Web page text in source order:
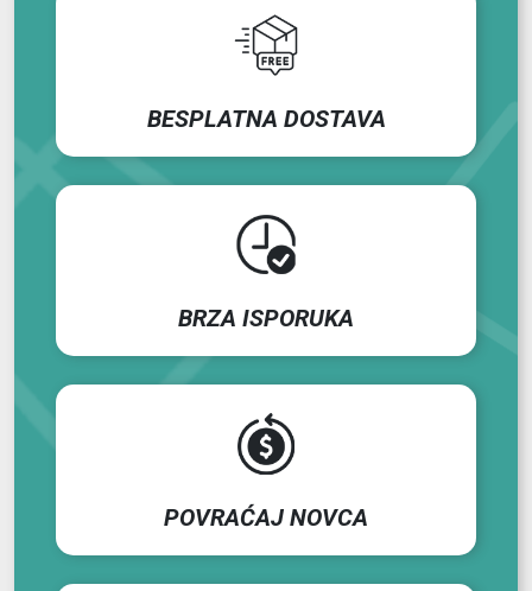
BESPLATNA DOSTAVA
BRZA ISPORUKA
POVRAĆAJ NOVCA